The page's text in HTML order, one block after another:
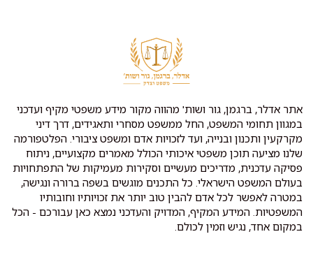
אתר אדלר, ברגמן, גור ושות' מהווה מקור מידע משפטי מקיף ועדכני
במגוון תחומי המשפט, החל ממשפט מסחרי ותאגידים, דרך דיני
מקרקעין ותכנון ובנייה, ועד לזכויות אדם ומשפט ציבורי. הפלטפורמה
שלנו מציעה תוכן משפטי איכותי הכולל מאמרים מקצועיים, ניתוח
פסיקה עדכנית, מדריכים מעשיים וסקירות מעמיקות של התפתחויות
בעולם המשפט הישראלי. כל התכנים מוגשים בשפה ברורה ונגישה,
במטרה לאפשר לכל אדם להבין טוב יותר את זכויותיו וחובותיו
המשפטיות. המידע המקיף, המדויק והעדכני נמצא כאן עבורכם - הכל
במקום אחד, נגיש וזמין לכולם.